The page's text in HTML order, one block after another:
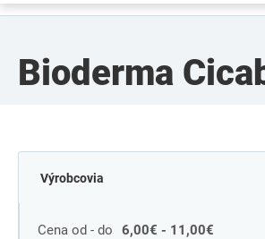
Bioderma
Cena od - do 6,00€ - 11,00€